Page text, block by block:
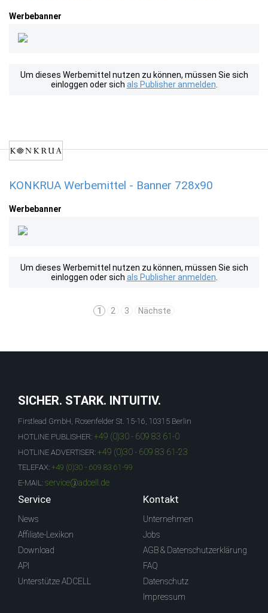
Werbebanner
Um dieses Werbemittel nutzen zu können, müssen Sie sich
einloggen oder sich als Publisher anmelden
KONKRUA Werbemittel - Banner 728x90
Werbebanner
Um dieses Werbemittel nutzen zu können, müssen Sie sich
einloggen oder sich als Publisher anmelden
1 2 3 Nächste
SICHER. STARK. INTUITIV.
Firstlead GmbH, Rosenfelder St. 15-16, 10315 Berlin
HOTLINE PUBLISHER: +49 (0)30 - 609 83 61-0
HOTLINE ADVERTISER: +49 (0)30 - 609 83 61-23
TELEFAX: +49 (0)30 - 609 83 61-99
E-MAIL: service@adcell.de
Service
News
Affiliate-Lexikon
Download
API
Unterstütze ADCELL
Kontakt
Unternehmen
Jobs
AGB & Datenschutzerklärung
FAQ
Datenschutz
Impressum